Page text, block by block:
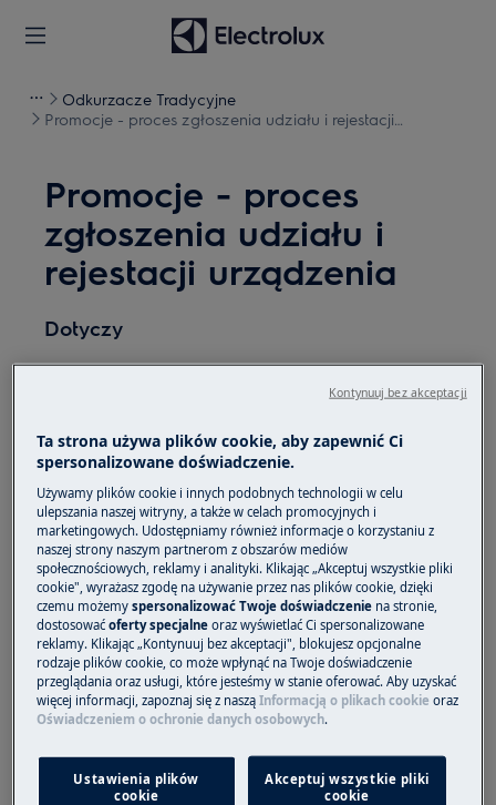
Odkurzacze Tradycyjne
Promocje - proces zgłoszenia udziału i rejestacji
Promocje - proces
zgłoszenia udziału i
rejestacji urządzenia
Dotyczy
Odkurzacz bezworkowy
Odkurzacz automatyczny
Rozwiązanie
Do udziału w promocji konieczne jest
wypełnienie formularza rejestracyjnego
dostępnego na naszej stronie internetowej. Aby
zgłosić swoje urządzenie do udziału w promocji:
1. Wejdź na stronęElectrolux.pli wybierz
zakładkęPromocje, widoczną w prawym
górnym rogu witryny.
Ta strona używa plików cookie, aby zapewnić Ci
spersonalizowane doświadczenie.
Używamy plików cookie i innych podobnych technologii w celu
ulepszania naszej witryny, a także w celach promocyjnych i
marketingowych. Udostępniamy również informacje o korzystaniu z
naszej strony naszym partnerom z obszarów mediów
społecznościowych, reklamy i analityki. Klikając „Akceptuj wszystkie pliki
cookie", wyrażasz zgodę na używanie przez nas plików cookie, dzięki
czemu możemyspersonalizować Twoje doświadczenie na stronie,
dostosowaćoferty specjalne oraz wyświetlać Ci spersonalizowane
reklamy. Klikając „Kontynuuj bez akceptacji", blokujesz opcjonalne
rodzaje plików cookie, co może wpłynąć na Twoje doświadczenie
przeglądania oraz usługi, które jesteśmy w stanie oferować. Aby uzyskać
więcej informacji, zapoznaj się z nasząInformacją o plikach cookie oraz
Oświadczeniem o ochronie danych osobowych.
Ustawienia plików
cookie
Akceptuj wszystkie pliki
cookie
Kontynuuj bez akceptacji